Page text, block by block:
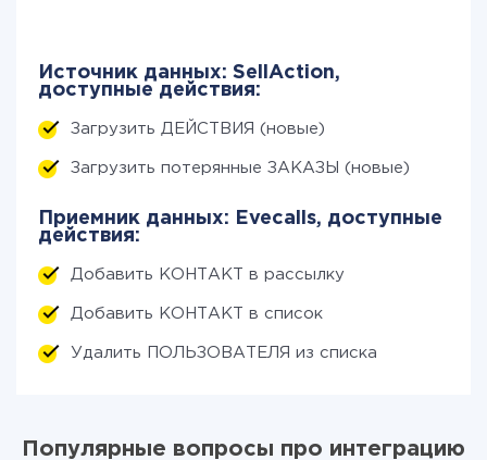
Источник данных: SellAction,
доступные действия:
Загрузить ДЕЙСТВИЯ (новые)
Загрузить потерянные ЗАКАЗЫ (новые)
Приемник данных: Evecalls, доступные
действия:
Добавить КОНТАКТ в рассылку
Добавить КОНТАКТ в список
Удалить ПОЛЬЗОВАТЕЛЯ из списка
Популярные вопросы про интеграцию